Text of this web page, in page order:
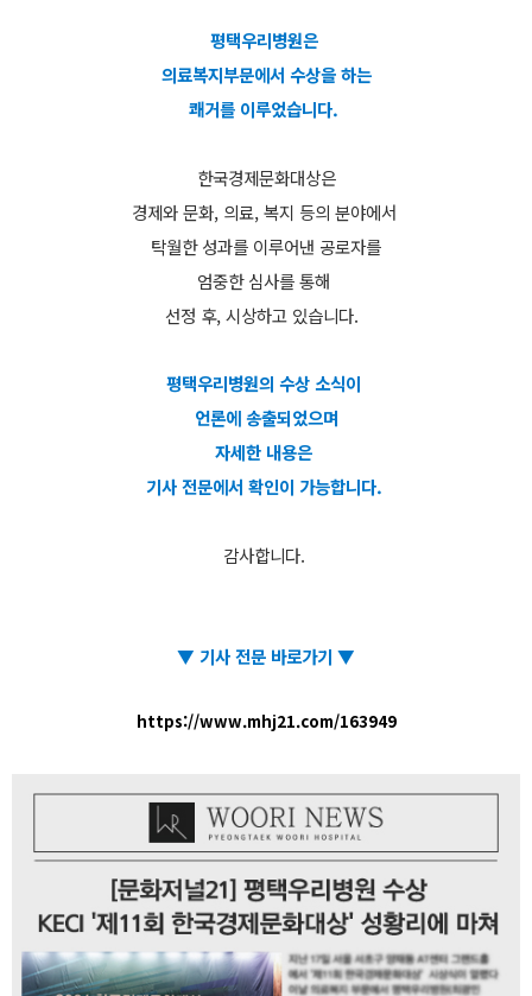
평택우리병원은
의료복지부문에서 수상을 하는
쾌거를 이루었습니다.
한국경제문화대상은
경제와 문화, 의료, 복지 등의 분야에서
탁월한 성과를 이루어낸 공로자를
엄중한 심사를 통해
선정 후, 시상하고 있습니다.
평택우리병원의 수상 소식이
언론에 송출되었으며
자세한 내용은
기사 전문에서 확인이 가능합니다.
감사합니다.
▼ 기사 전문 바로가기 ▼
https://www.mhj21.com/163949